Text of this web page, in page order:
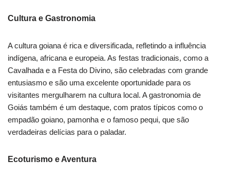
Cultura e Gastronomia
A cultura goiana é rica e diversificada, refletindo a influência
indígena, africana e europeia. As festas tradicionais, como a
Cavalhada e a Festa do Divino, são celebradas com grande
entusiasmo e são uma excelente oportunidade para os
visitantes mergulharem na cultura local. A gastronomia de
Goiás também é um destaque, com pratos típicos como o
empadão goiano, pamonha e o famoso pequi, que são
verdadeiras delícias para o paladar.
Ecoturismo e Aventura